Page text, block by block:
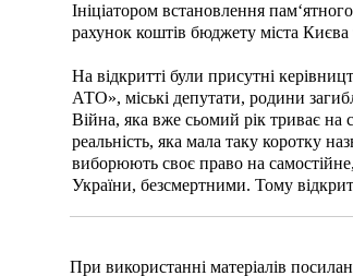
Ініціатором встановлення
рахунок коштів бюджету міста Києва
На відкритті були присутні
АТО», міські депутати, родини
Війна, яка вже сьомий рік триває на
реальність, яка мала таку коротку
виборюють своє право на
України, безсмертними. Тому
При використанні матеріалів